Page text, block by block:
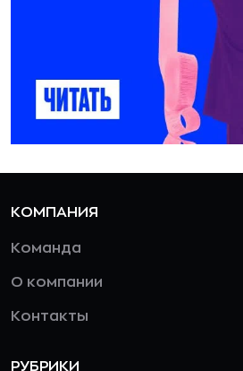
КОМПАНИЯ
Команда
О компании
Контакты
РУБРИКИ